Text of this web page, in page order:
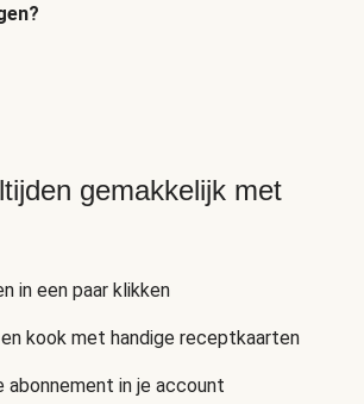
gemakkelijk met
in een paar klikken
kook met handige receptkaarten
abonnement in je account